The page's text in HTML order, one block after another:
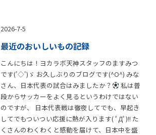
2026-7-5
最近のおいしいもの記録
こんにちは！ヨカラボ天神スタッフのますみつ
です('◇')ゞ お久しぶりのブログです(^O^) みな
さん、日本代表の試合はみましたか？
私は普
段からサッカーをよく見るというわけではない
のですが、 日本代表戦は徹夜してでも、早起き
してでもついつい応援に熱が入ります( ﾟДﾟ)!! た
くさんのわくわくと感動を届けて、日本中を盛